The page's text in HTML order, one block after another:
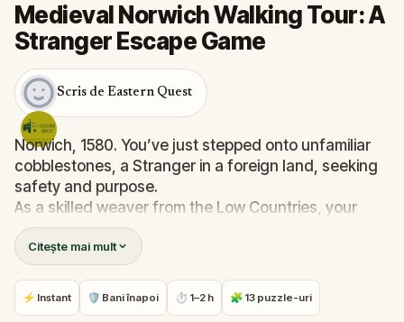
Medieval Norwich Walking Tour: A
Stranger Escape Game
Scris de Eastern Quest
Norwich, 1580. You’ve just stepped onto unfamiliar
cobblestones, a Stranger in a foreign land, seeking
safety and purpose.
As a skilled weaver from the Low Countries, your
future begins here—but first, you must find your way
through the city’s winding lanes. With only a note in
your pocket and distant voices guiding you, uncover
Norwich’s medieval secrets, solve clever puzzles,
and follow clues that lead to safety… or something
Citește mai mult
⚡ Instant 🛡 Bani înapoi ⏱ 1–2 h 🧩 13 puzzle-uri